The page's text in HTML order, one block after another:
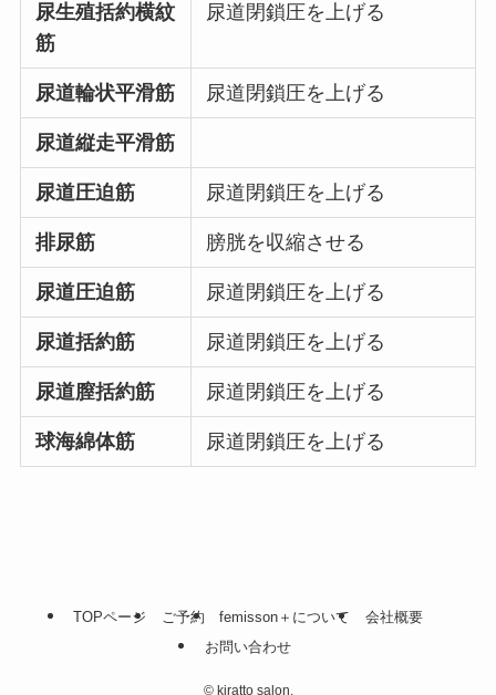
尿生殖括約横紋
筋
尿道閉鎖圧を上げる
尿道輪状平滑筋 尿道閉鎖圧を上げる
尿道縦走平滑筋
尿道圧迫筋 尿道閉鎖圧を上げる
排尿筋 膀胱を収縮させる
尿道圧迫筋 尿道閉鎖圧を上げる
尿道括約筋 尿道閉鎖圧を上げる
尿道膣括約筋 尿道閉鎖圧を上げる
球海綿体筋 尿道閉鎖圧を上げる
TOPページ ご予約 femisson＋について
会社概要
お問い合わせ
©kiratto salon.